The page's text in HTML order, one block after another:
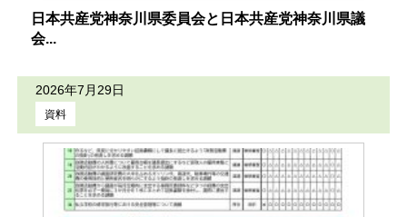
日本共産党神奈川県委員会と日本共産党神奈川県議
会...
2026年7月29日
資料